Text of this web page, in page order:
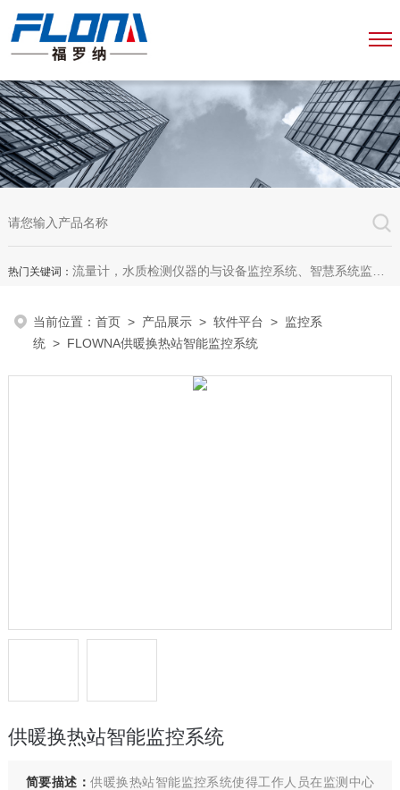
热门关键词： 流量计，水质检测仪器的与设备监控系统、智慧系统监测平台、智慧管网监测系统、园区安全生产与消防安全一体化系统
当前位置：首页 > 产品展示 >软件平台 > 监控系
统 > FLOWNA供暖换热站智能监控系统
供暖换热站智能监控系统
简要描述：供暖换热站智能监控系统使得工作人员在监测中心